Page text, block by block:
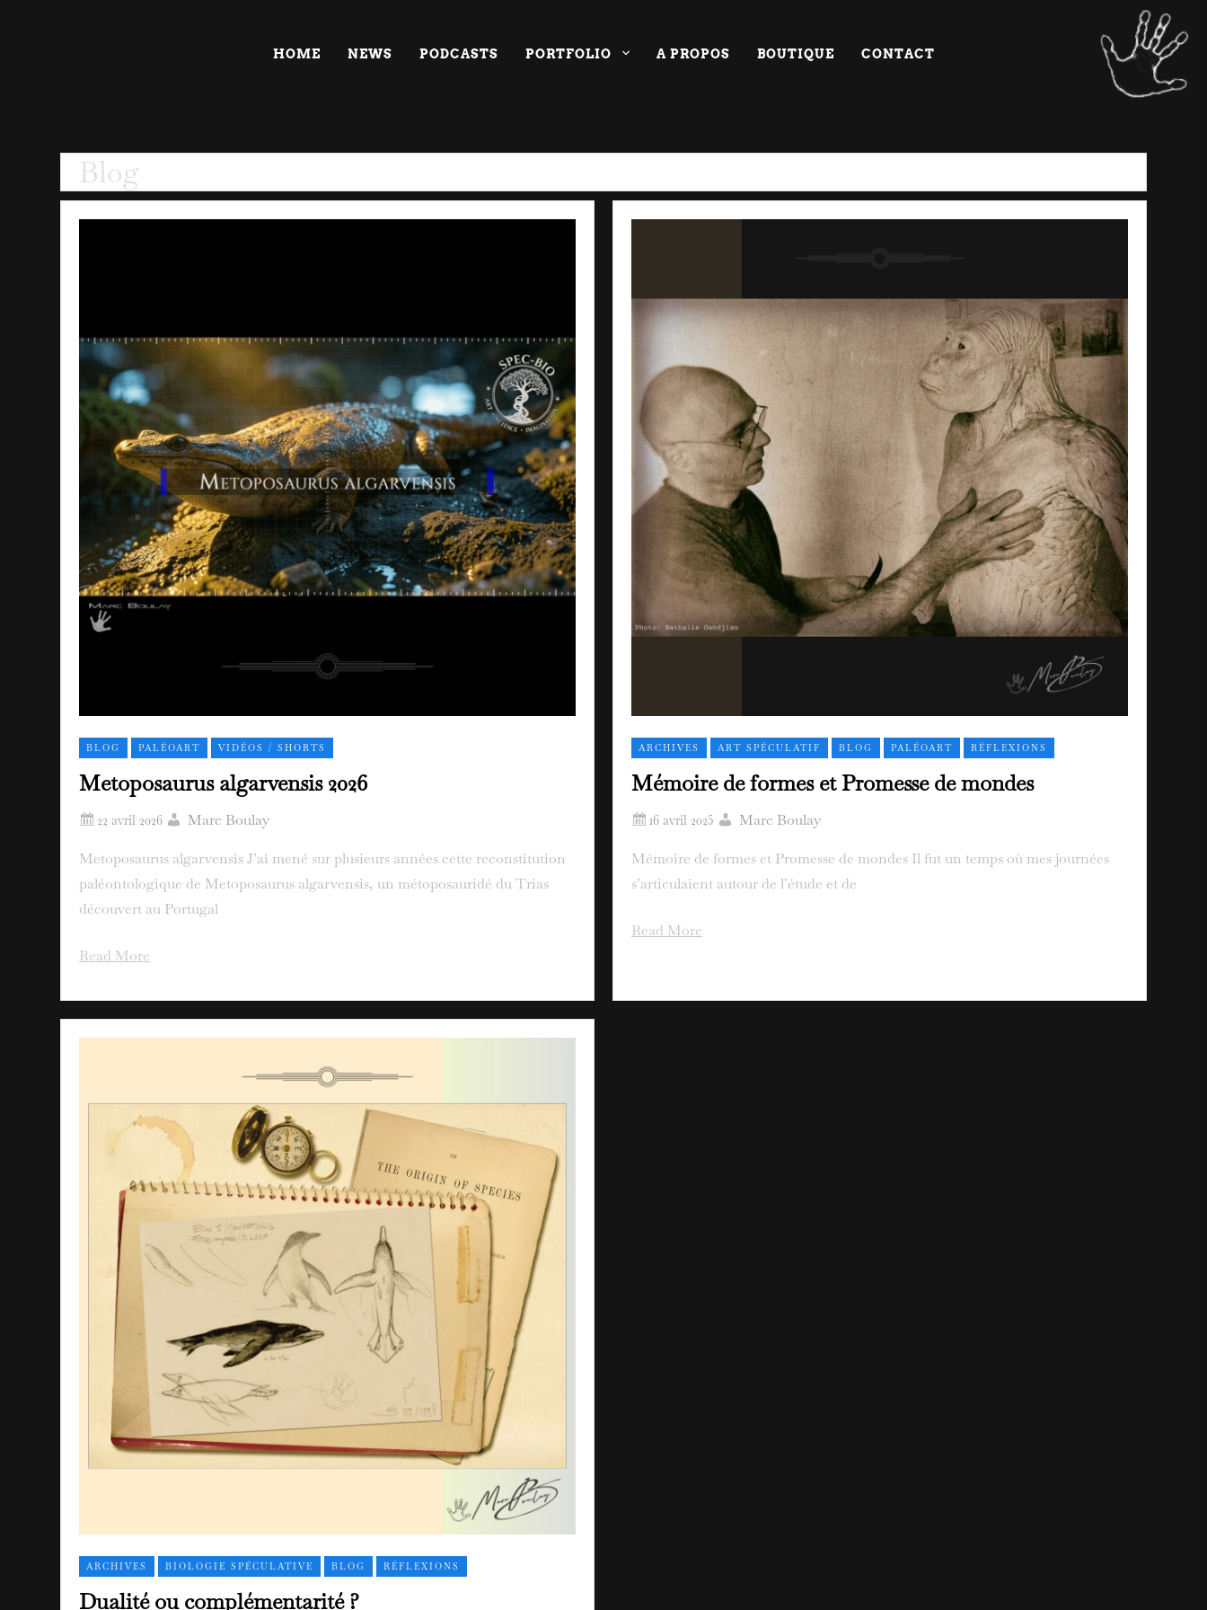
HOME NEWS PODCASTS PORTFOLIO A PROPOS BOUTIQUE CONTACT
Blog
BLOG PALÉOART VIDÉOS / SHORTS
Metoposaurus algarvensis 2026
Marc Boulay
Metoposaurus algarvensis J’ai mené sur plusieurs années cette reconstitution
paléontologique de Metoposaurus algarvensis, un métoposauridé du Trias
découvert au Portugal
Read More
ARCHIVES ART SPÉCULATIF BLOG PALÉOART RÉFLEXIONS
Mémoire de formes et Promesse de mondes
Marc Boulay
Mémoire de formes et Promesse de mondes Il fut un temps où mes journées
s’articulaient autour de l’étude et de
Read More
ARCHIVES BIOLOGIE SPÉCULATIVE BLOG RÉFLEXIONS
Dualité ou complémentarité ?